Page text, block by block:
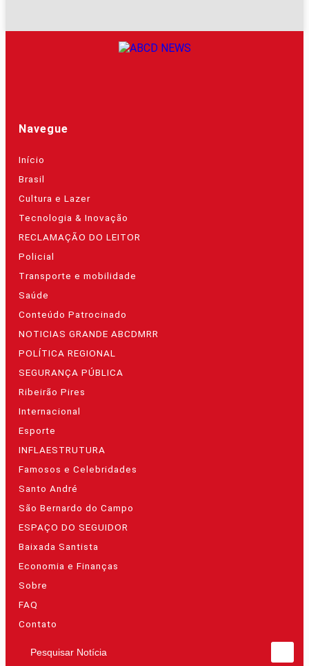
Navegue
Início
Brasil
Cultura e Lazer
Tecnologia & Inovação
RECLAMAÇÃO DO LEITOR
Policial
Transporte e mobilidade
Saúde
Conteúdo Patrocinado
NOTICIAS GRANDE ABCDMRR
POLÍTICA REGIONAL
SEGURANÇA PÚBLICA
Ribeirão Pires
Internacional
Esporte
INFLAESTRUTURA
Famosos e Celebridades
Santo André
São Bernardo do Campo
ESPAÇO DO SEGUIDOR
Baixada Santista
Economia e Finanças
Sobre
FAQ
Contato
Pesquisar Notícia